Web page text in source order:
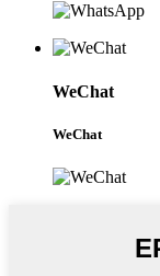
WeChat
WeChat